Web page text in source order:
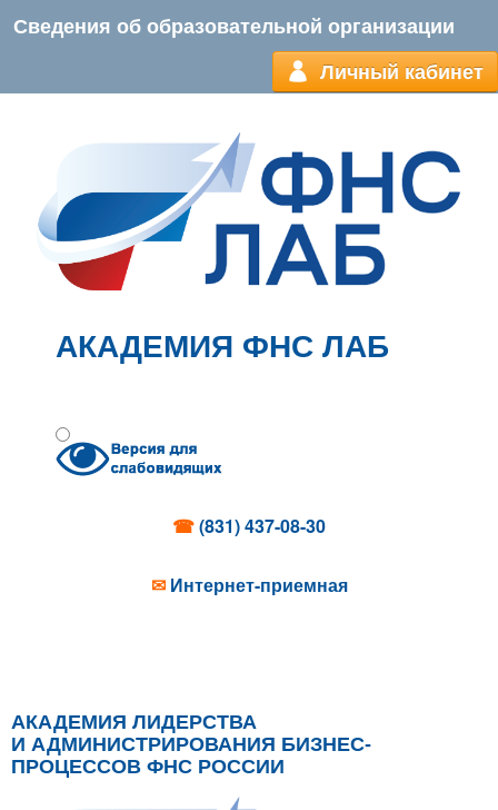
Сведения об образовательной организации
Личный кабинет
АКАДЕМИЯ ФНС ЛАБ
☎(831) 437-08-30
✉ Интернет-приемная
АКАДЕМИЯ ЛИДЕРСТВА
И АДМИНИСТРИРОВАНИЯ БИЗНЕС-
ПРОЦЕССОВ ФНС РОССИИ